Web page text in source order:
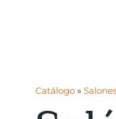
Catálogo »